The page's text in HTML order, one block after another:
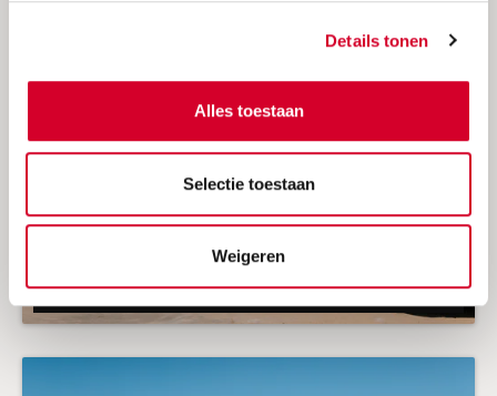
Details tonen
Alles toestaan
Selectie toestaan
Weigeren
Avis zomeraabieding 2026